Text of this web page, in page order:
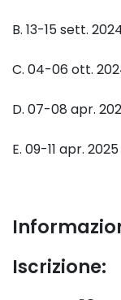
B. 13-15 sett.
C. 04-06 ott.
D. 07-08 apr.
E. 09-11 apr. 2025
Iscrizione: